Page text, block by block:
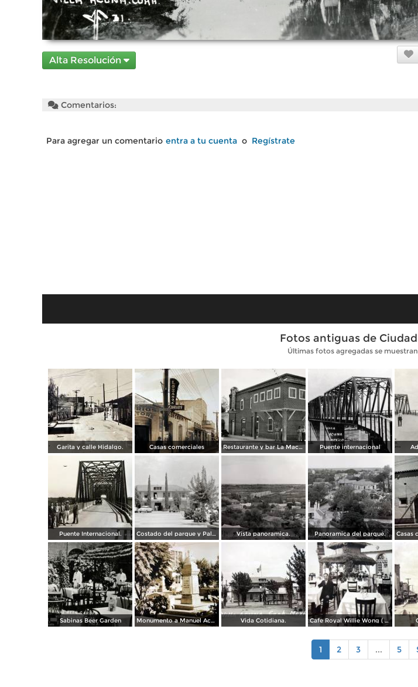
Alta Resolución
Comentarios:
Para agregar un comentario entra a tu cuenta o Regístrate
Fotos antiguas de
Últimas fotos agregadas se muestran
Garita y calle Hidalgo. Casas comerciales Restaurante y bar La Macarena Puente internacional
Puente Internacional. Costado del parque y Palacio Municipal Vista panoramica. Panoramica del parque.
Sabinas Beer Garden Monumento a Manuel Acuna. Vida Cotidiana. Cafe Royal Willie Wong ( Circulada el 3 de Agosto de 1942 ).
1 2 3 ... 5